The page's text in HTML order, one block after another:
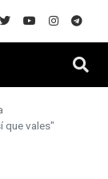
que vales"